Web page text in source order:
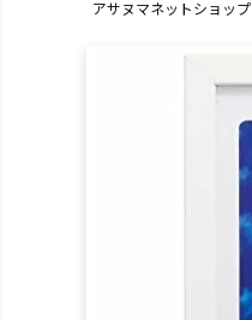
アサヌマネットショップ